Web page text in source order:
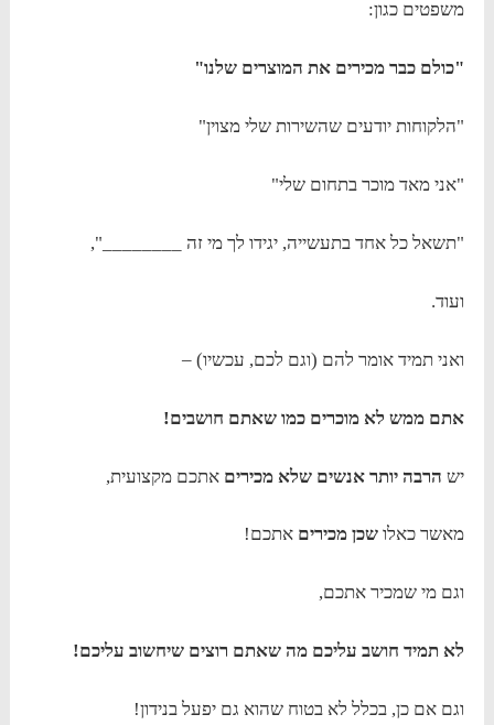
משפטים כגון:
"כולם כבר מכירים את המוצרים שלנו"
"הלקוחות יודעים שהשירות שלי מצוין"
"אני מאד מוכר בתחום שלי"
"תשאל כל אחד בתעשייה, יגידו לך מי זה ________",
ועוד.
ואני תמיד אומר להם (וגם לכם, עכשיו) –
אתם ממש לא מוכרים כמו שאתם חושבים!
יש הרבה יותר אנשים שלא מכירים אתכם מקצועית,
מאשר כאלושכן מכירים אתכם!
וגם מי שמכיר אתכם,
לא תמיד חושב עליכם מה שאתם רוצים שיחשוב עליכם!
וגם אם כן, בכלל לא בטוח שהוא גם יפעל בנידון!